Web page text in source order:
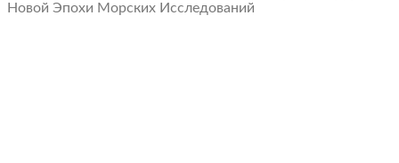
Новой Эпохи Морских Исследований